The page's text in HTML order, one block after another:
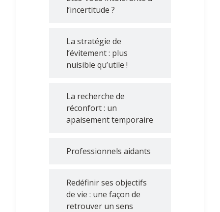
l’incertitude ?
La stratégie de
l’évitement : plus
nuisible qu’utile !
La recherche de
réconfort : un
apaisement temporaire
Professionnels aidants
Redéfinir ses objectifs
de vie : une façon de
retrouver un sens